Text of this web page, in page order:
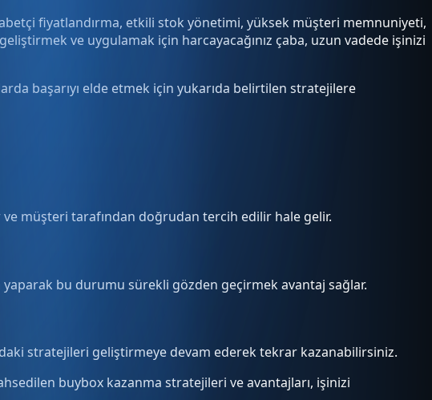
fiyatlandırma, etkili stok yönetimi, yüksek müşteri memnuniyeti,
ve uygulamak için harcayacağınız çaba, uzun vadede işinizi
başarıyı elde etmek için yukarıda belirtilen stratejilere
müşteri tarafından doğrudan tercih edilir hale gelir.
yaparak bu durumu sürekli gözden geçirmek avantaj sağlar.
stratejileri geliştirmeye devam ederek tekrar kazanabilirsiniz.
buybox kazanma stratejileri ve avantajları, işinizi